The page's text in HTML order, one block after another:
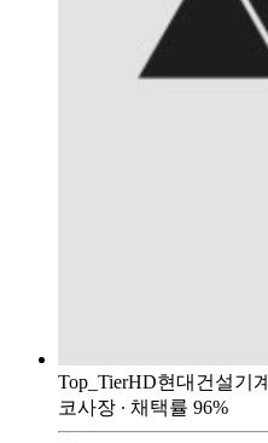
Top_TierHD현대건설기계
코사장 ∙ 채택률 96%